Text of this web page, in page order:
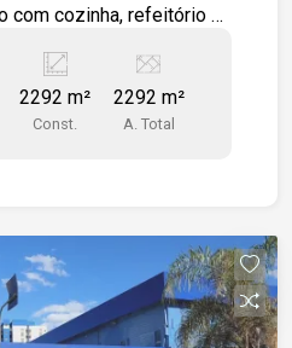
com cozinha, refeitório e
2292 m²
Const.
2292 m²
A. Total